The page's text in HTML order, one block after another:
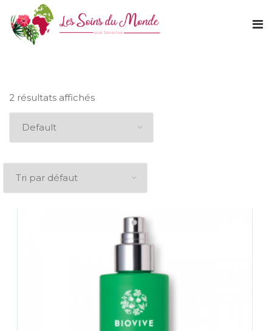
2 résultats affichés